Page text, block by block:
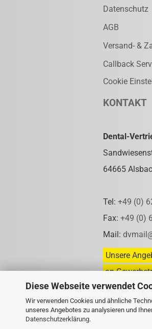
Diese Webseite verwendet
Wir verwenden Cookies und ähnliche
unseres Angebotes zu analysieren und
Datenschutzerklärung.
Datenschutz
AGB
Versand- &
Callback
Cookie
KONTAKT
Dental-
64665
Tel: +49 (0)
Fax: +49 (0)
Mail:
Unsere
an
Weitere